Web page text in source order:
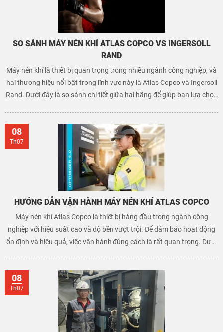
SO SÁNH MÁY NÉN KHÍ ATLAS COPCO VS INGERSOLL
RAND
Máy nén khí là thiết bị quan trọng trong nhiều ngành công nghiệp, và
hai thương hiệu nổi bật trong lĩnh vực này là Atlas Copco và Ingersoll
Rand. Dưới đây là so sánh chi tiết giữa hai hãng để giúp bạn lựa chọn
08
Th07
HƯỚNG DẪN VẬN HÀNH MÁY NÉN KHÍ ATLAS COPCO
Máy nén khí Atlas Copco là thiết bị hàng đầu trong ngành công
nghiệp với hiệu suất cao và độ bền vượt trội. Để đảm bảo hoạt động
ổn định và hiệu quả, việc vận hành đúng cách là rất quan trọng. Dưới
08
Th07